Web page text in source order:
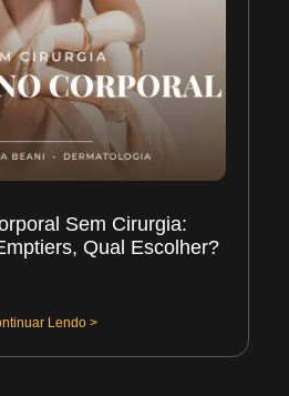
Sem Cirurgia:
Qual Escolher?
Lendo >